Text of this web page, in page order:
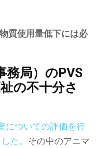
質使用量低下には必
務局）のPVS
の不十分さ
についての評価を行
た。 その中のアニマ